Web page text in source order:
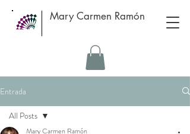
Mary Carmen Ramón
Entrada
All Posts
Mary Carmen Ramón